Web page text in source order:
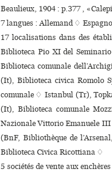
Beaulieux, 1904 : p.377 ,
7 langues :Allemand ♢
17 localisations dans des
Biblioteca Pio XI del
Biblioteca comu­nale
(It), Biblioteca civica Romolo
comu­nale ♢ Istanbul (Tr),
(It), Biblioteca comu­nale
Nazionale Vittorio Emanuele
(BnF, Bibliothèque de
Biblioteca Civica Ricottiana ♢
5 sociétés de vente aux